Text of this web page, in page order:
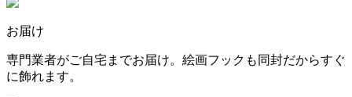
お届け
専門業者がご自宅までお届け。絵画フックも同封だからすぐ
に飾れます。